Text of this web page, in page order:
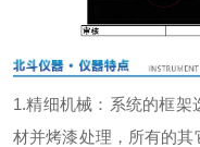
1.精细机械：系统的框架
材并烤漆处理，所有的